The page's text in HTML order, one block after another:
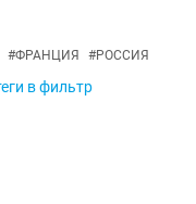
#ФРАНЦИЯ #РОССИЯ
в фильтр